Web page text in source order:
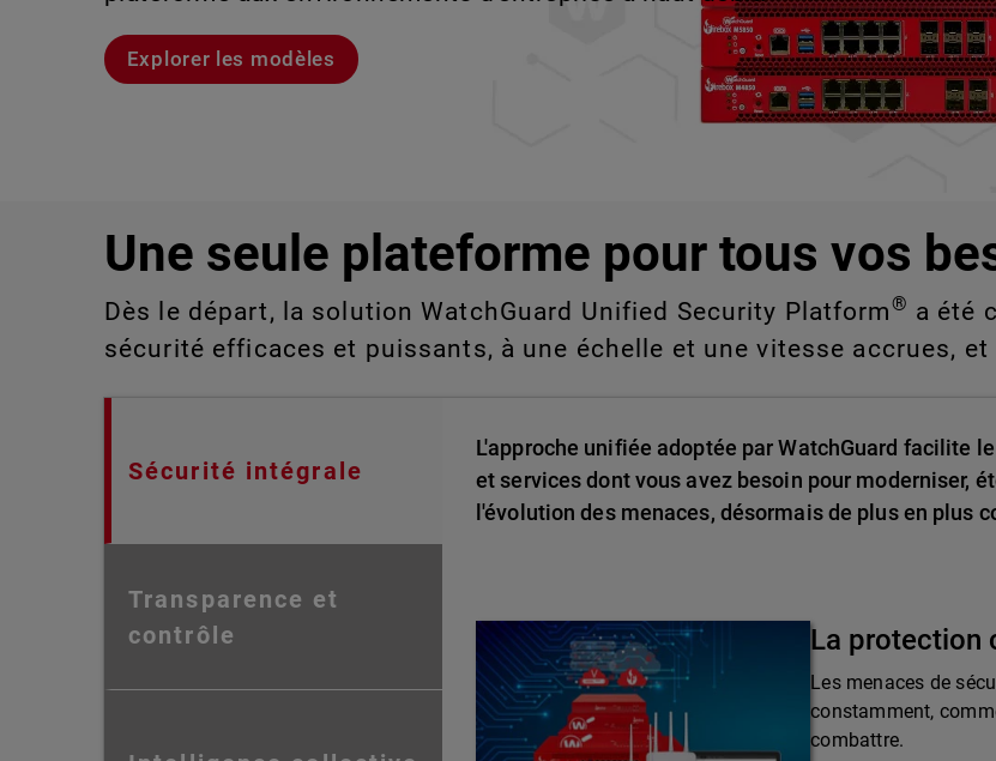
Explorer les modèles
aux technologies de l'information que vous ne pouvez pas
détecter ou gérer manuellement à grande échelle.
Voici Rai
Découvrez WatchGuard EDR
Une seule plateforme pour tous vos
Dès le départ, la solution WatchGuard Unified Security Platform® a été
sécurité efficaces et puissants, à une échelle et une vitesse accrues,
Sécurité intégrale
Transparence et
contrôle
L'approche unifiée adoptée par WatchGuard facilite
et services dont vous avez besoin pour moderniser,
l'évolution des menaces, désormais de plus en plus
La protection
Les menaces de
constamment,
combattre.